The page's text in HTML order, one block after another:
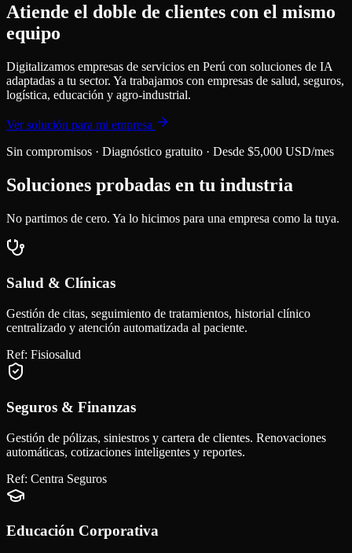
Atiende el doble de clientes con el mismo
equipo
Digitalizamos empresas de servicios en Perú con soluciones de IA
adaptadas a tu sector. Ya trabajamos con empresas de salud, seguros,
logística, educación y agro-industrial.
Ver solución para mi empresa
Sin compromisos · Diagnóstico gratuito · Desde $5,000 USD/mes
Soluciones probadas en tu industria
No partimos de cero. Ya lo hicimos para una empresa como la tuya.
Salud & Clínicas
Gestión de citas, seguimiento de tratamientos, historial clínico
centralizado y atención automatizada al paciente.
Ref: Fisiosalud
Seguros & Finanzas
Gestión de pólizas, siniestros y cartera de clientes. Renovaciones
automáticas, cotizaciones inteligentes y reportes.
Ref: Centra Seguros
Educación Corporativa